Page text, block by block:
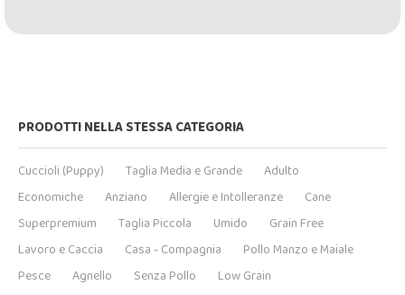
PRODOTTI NELLA STESSA CATEGORIA
Cuccioli (Puppy) Taglia Media e Grande
Adulto
Economiche
Anziano Allergie e Intolleranze
Cane
Superpremium
Taglia Piccola Umido
Grain Free
Lavoro e Caccia
Casa - Compagnia
Pollo Manzo e Maiale
Pesce
Agnello Senza Pollo Low Grain